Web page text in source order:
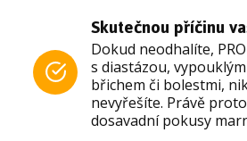
Skutečnou příčinu
Dokud neodhalíte,
s diastázou,
břichem či bolestmi,
nevyřešíte. Právě
dosavadní pokusy